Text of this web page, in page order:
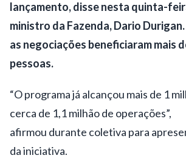
lançamento, disse nesta quinta-
ministro da Fazenda, Dario
as negociações beneficiaram mais
pessoas.
“O programa já alcançou mais de 1
cerca de 1,1 milhão de operações”,
afirmou durante coletiva para
da iniciativa.